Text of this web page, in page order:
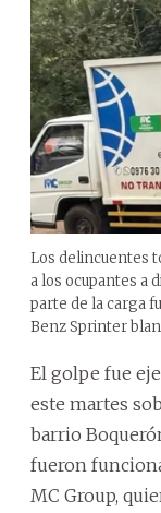
Los delincuentes
a los ocupantes a
parte de la carga
Benz Sprinter
El golpe fue
este martes
barrio
fueron
MC Group,